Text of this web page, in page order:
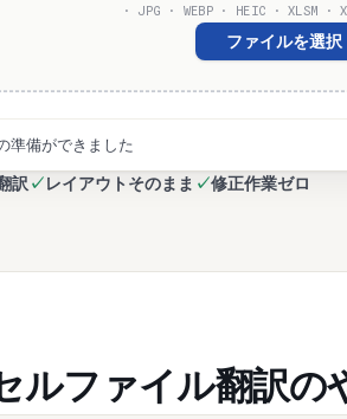
· JPG · WEBP · HEIC · XLSM ·
ファイルを選択
準備ができました
訳✓レイアウトそのまま ✓修正作業ゼロ
ルファイル翻訳の